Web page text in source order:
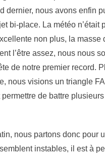
dernier, nous avons enfin
bi-place. La météo n’était
non plus, la masse
l’être assez, nous nous
de notre premier record.
nous visions un triangle
de battre
nous partons donc pour
instables, il est à